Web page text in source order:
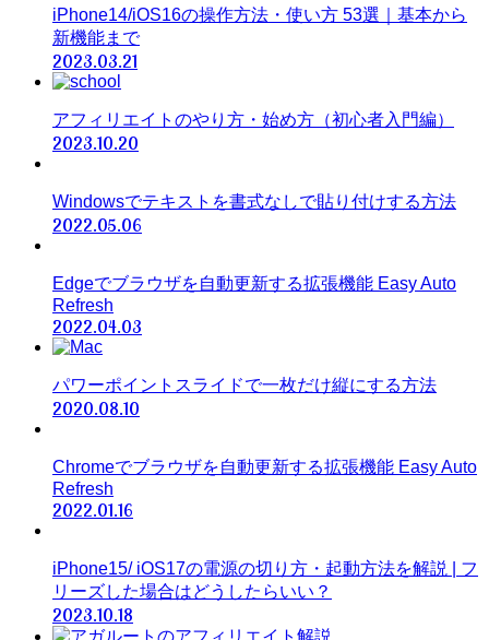
iPhone14/iOS16の操作方法・使い方 53選｜基本から
新機能まで
2023.03.21
アフィリエイトのやり方・始め方（初心者入門編）
2023.10.20
Windowsでテキストを書式なしで貼り付けする方法
2022.05.06
Edgeでブラウザを自動更新する拡張機能 Easy Auto
Refresh
2022.04.03
パワーポイントスライドで一枚だけ縦にする方法
2020.08.10
Chromeでブラウザを自動更新する拡張機能 Easy Auto
Refresh
2022.01.16
iPhone15/ iOS17の電源の切り方・起動方法を解説 | フ
リーズした場合はどうしたらいい？
2023.10.18